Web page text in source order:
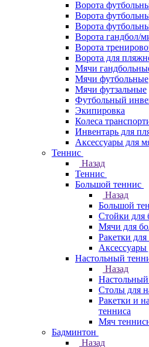
Ворота
Ворота
Ворота
Ворота гандбол/
Ворота
Ворота для
Мячи
Мячи футбольные
Мячи футзальные
Футбольный
Экипировка
Колеса
Инвентарь для
Аксессуары для
Теннис
Назад
Теннис
Большой теннис
Назад
Большой
Стойки для
Мячи для
Ракетки
Аксессуары
Настольный
Назад
Столы для
Ракетки и
тенниса
Мяч
Бадминтон
Назад